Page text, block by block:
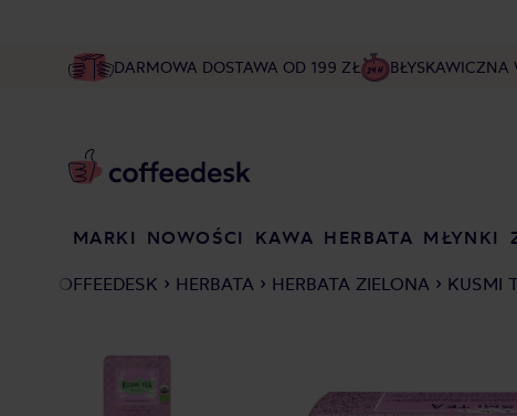
DARMOWA DOSTAWA OD 199 ZŁ BŁYSKAWICZNA
MARKI NOWOŚCI KAWA HERBATA MŁYNKI
COFFEEDESK HERBATA HERBATA ZIELONA KUSMI